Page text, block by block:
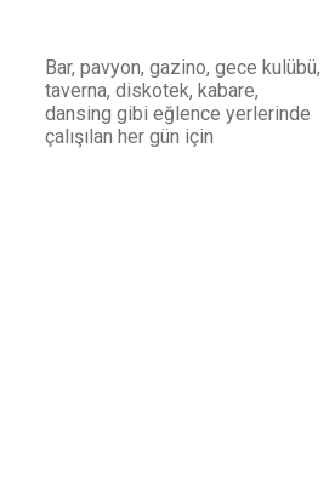
Bar, pavyon, gazino, gece kulübü,
taverna, diskotek, kabare,
dansing gibi eğlence yerlerinde
çalışılan her gün için